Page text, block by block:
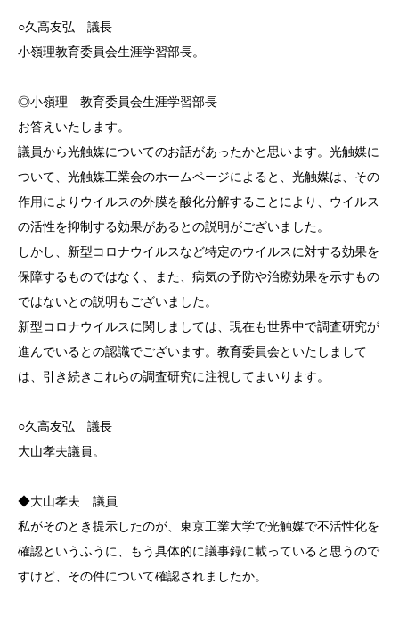
○久高友弘 議長
小嶺理教育委員会生涯学習部長。
◎小嶺理 教育委員会生涯学習部長
お答えいたします。
議員から光触媒についてのお話があったかと思います。光触媒に
ついて、光触媒工業会のホームページによると、光触媒は、その
作用によりウイルスの外膜を酸化分解することにより、ウイルス
の活性を抑制する効果があるとの説明がございました。
しかし、新型コロナウイルスなど特定のウイルスに対する効果を
保障するものではなく、また、病気の予防や治療効果を示すもの
ではないとの説明もございました。
新型コロナウイルスに関しましては、現在も世界中で調査研究が
進んでいるとの認識でございます。教育委員会といたしまして
は、引き続きこれらの調査研究に注視してまいります。
○久高友弘 議長
大山孝夫議員。
◆大山孝夫 議員
私がそのとき提示したのが、東京工業大学で光触媒で不活性化を
確認というふうに、もう具体的に議事録に載っていると思うので
すけど、その件について確認されましたか。